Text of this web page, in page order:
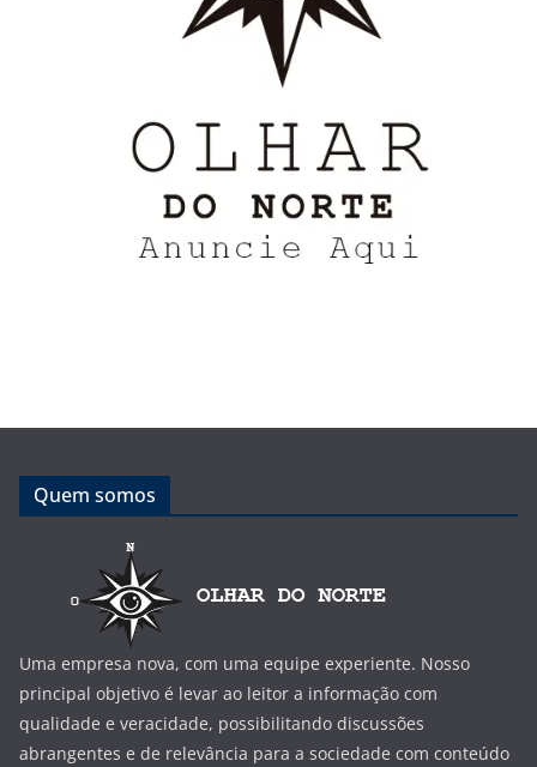
Quem somos
Uma empresa nova, com uma equipe experiente. Nosso
principal objetivo é levar ao leitor a informação com
qualidade e veracidade, possibilitando discussões
abrangentes e de relevância para a sociedade com conteúdo